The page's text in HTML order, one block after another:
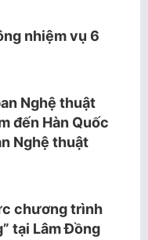
nhiệm vụ 6
Nghệ thuật
đến Hàn Quốc
Nghệ thuật
chương trình
tại Lâm Đồng